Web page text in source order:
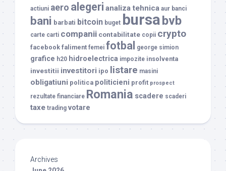
actiuni aero alegeri analiza tehnica aur banci
bani barbati bitcoin buget bursabvb
carte carti companii contabilitate copii crypto
facebook faliment femei fotbal george simion
grafice h20 hidroelectrica impozite insolventa
investitii investitori ipo listare masini
obligatiuni politica politicieni profit prospect
rezultate financiare Romania scadere scaderi
taxe trading votare
Archives